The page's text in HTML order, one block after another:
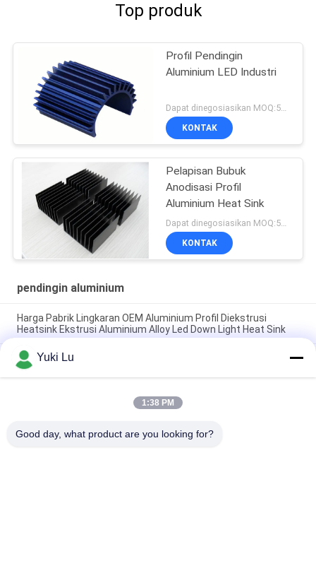
Top produk
Profil Pendingin
Aluminium LED Industri
Dapat dinegosiasikan MOQ:500KGS
KONTAK
Pelapisan Bubuk
Anodisasi Profil
Aluminium Heat Sink
KONTAK
pendingin aluminium
Harga Pabrik Lingkaran OEM Aluminium Profil Diekstrusi
Heatsink Ekstrusi Aluminium Alloy Led Down Light Heat Sink
Pabrik Profil Aluminium Kustom Anodisasi Hitam Kepadatan
Tinggi 6063 Aluminium Ekstrusi Heat Sink
Profil Aluminium Industri Heatsink berbentuk Cnc Precision
Machining Aluminium High-power High-density Tooth Heat
Yuki Lu
1:38 PM
Good day, what product are you looking for?